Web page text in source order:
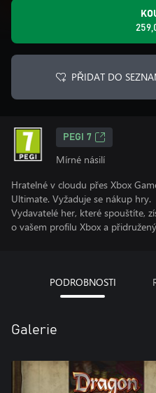
PŘIDAT DO
PEGI 7
Mírné násilí
Hratelné v cloudu přes Xbox
Ultimate. Vyžaduje se nákup hry.
Vydavatelé her, které spouštíte,
o vašem profilu Xbox a
PODROBNOSTI
Galerie